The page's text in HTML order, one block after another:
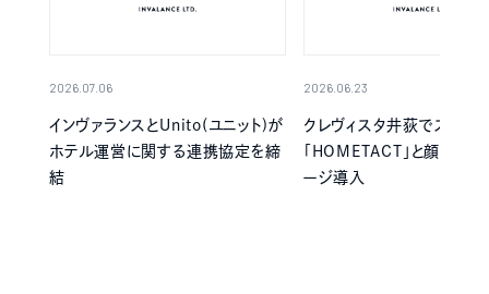
2026.07.06
インヴァランスとUnito(ユニット)が
ホテル運営に関する連携協定を締
結
2026.06.23
クレヴィスタ井荻でスマー
「HOMETACT」と顔認証
ージ導入